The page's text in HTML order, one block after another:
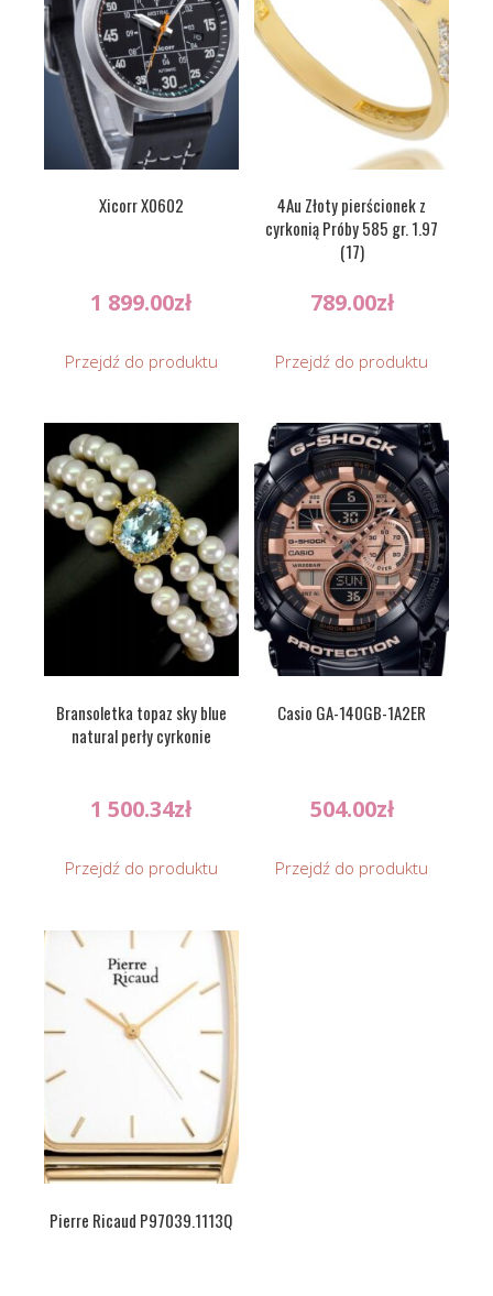
Xicorr X0602
1 899.00zł
Przejdź do produktu
4Au Złoty pierścionek z
cyrkonią Próby 585 gr. 1.97
(17)
789.00zł
Przejdź do produktu
Bransoletka topaz sky blue
natural perły cyrkonie
1 500.34zł
Przejdź do produktu
Casio GA-140GB-1A2ER
504.00zł
Przejdź do produktu
Pierre Ricaud P97039.1113Q